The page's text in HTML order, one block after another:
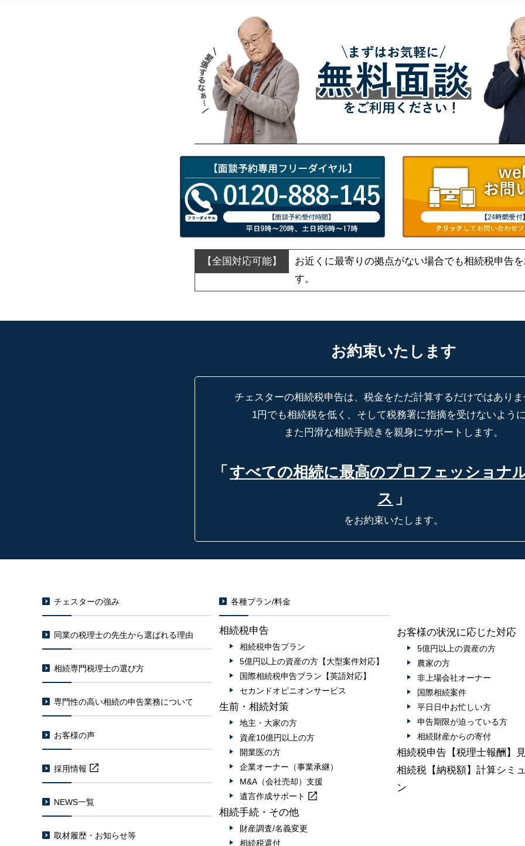
お近くに最寄りの拠点がない場合でも相続税申告
す。
お約束いたします
チェスターの相続税申告は、税金をただ計算するだけではありま
1円でも相続税を低く、そして税務署に指摘を受けないように
また円滑な相続手続きを親身にサポートします。
「 すべての相続に最高のプロフェッショナ
ス 」
をお約束いたします。
チェスターの強み
同業の税理士の先生から選ばれる理由
相続専門税理士の選び方
専門性の高い相続の申告業務について
お客様の声
採用情報
NEWS一覧
取材履歴・お知らせ等
各種プラン/料金
相続税申告
相続税申告プラン
5億円以上の資産の方【大型案件対応】
国際相続税申告プラン【英語対応】
セカンドオピニオンサービス
生前・相続対策
地主・大家の方
資産10億円以上の方
開業医の方
企業オーナー（事業承継）
M&A（会社売却）支援
遺言作成サポート
相続手続・その他
財産調査/名義変更
相続税還付
お客様の状況に応じた対応
5億円以上の資産の方
農家の方
非上場会社オーナー
国際相続案件
平日日中お忙しい方
申告期限が迫っている方
相続財産からの寄付
相続税申告【税理士報酬】
相続税【納税額】計算シミ
ン